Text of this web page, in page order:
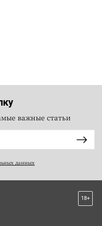
важные статьи
данных
18+